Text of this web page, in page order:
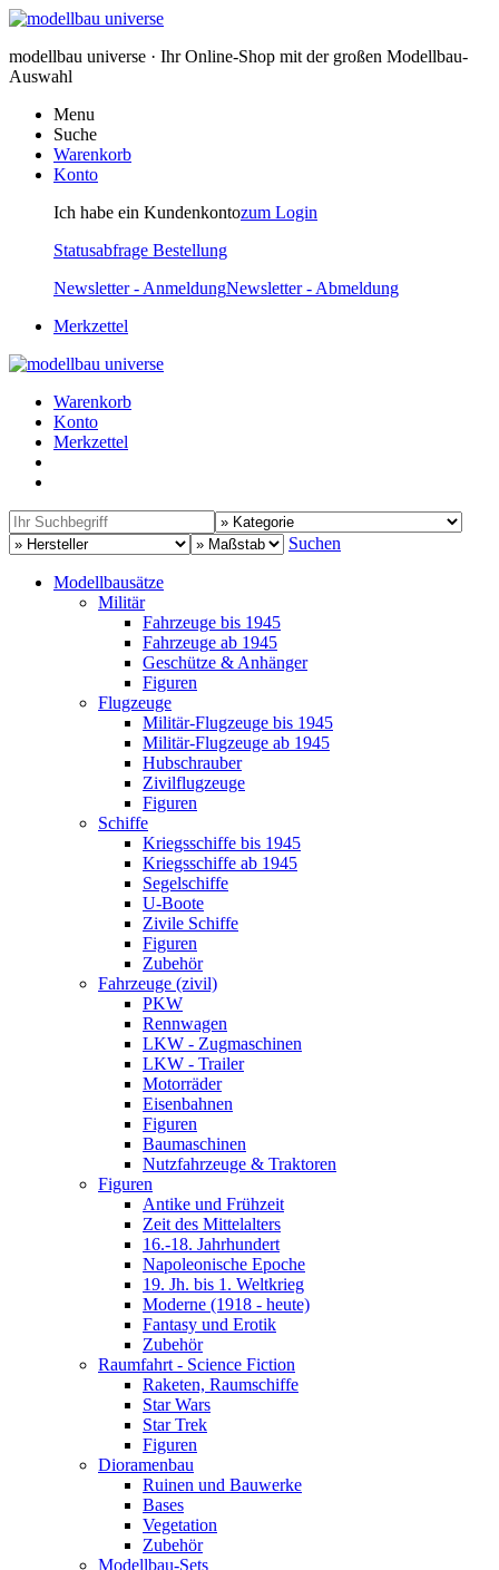
modellbau universe · Ihr Online-Shop mit der großen Modellbau-
Auswahl
Menu
Suche
Warenkorb
Konto
Ich habe ein Kundenkontozum Login
Statusabfrage Bestellung
Newsletter - AnmeldungNewsletter - Abmeldung
Merkzettel
Warenkorb
Konto
Merkzettel
Suchen
Modellbausätze
Militär
Fahrzeuge bis 1945
Fahrzeuge ab 1945
Geschütze & Anhänger
Figuren
Flugzeuge
Militär-Flugzeuge bis 1945
Militär-Flugzeuge ab 1945
Hubschrauber
Zivilflugzeuge
Figuren
Schiffe
Kriegsschiffe bis 1945
Kriegsschiffe ab 1945
Segelschiffe
U-Boote
Zivile Schiffe
Figuren
Zubehör
Fahrzeuge (zivil)
PKW
Rennwagen
LKW - Zugmaschinen
LKW - Trailer
Motorräder
Eisenbahnen
Figuren
Baumaschinen
Nutzfahrzeuge & Traktoren
Figuren
Antike und Frühzeit
Zeit des Mittelalters
16.-18. Jahrhundert
Napoleonische Epoche
19. Jh. bis 1. Weltkrieg
Moderne (1918 - heute)
Fantasy und Erotik
Zubehör
Raumfahrt - Science Fiction
Raketen, Raumschiffe
Star Wars
Star Trek
Figuren
Dioramenbau
Ruinen und Bauwerke
Bases
Vegetation
Zubehör
Modellbau-Sets